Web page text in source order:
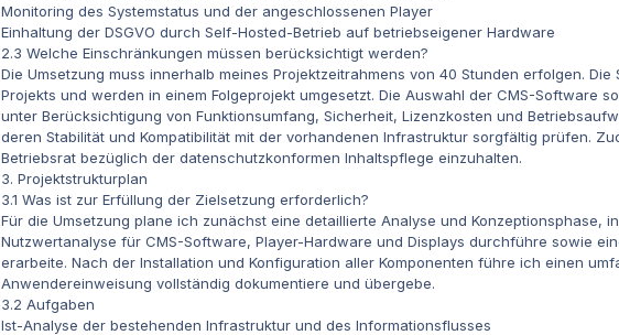
Monitoring des Systemstatus und der angeschlossenen Player
Einhaltung der DSGVO durch Self-Hosted-Betrieb auf betriebseigener Hardware
2.3 Welche Einschränkungen müssen berücksichtigt werden?
Die Umsetzung muss innerhalb meines Projektzeitrahmens von 40 Stunden erfolgen.
Projekts und werden in einem Folgeprojekt umgesetzt. Die Auswahl der CMS-Software
unter Berücksichtigung von Funktionsumfang, Sicherheit, Lizenzkosten und
deren Stabilität und Kompatibilität mit der vorhandenen Infrastruktur sorgfältig prüfen.
Betriebsrat bezüglich der datenschutzkonformen Inhaltspflege einzuhalten.
3. Projektstrukturplan
3.1 Was ist zur Erfüllung der Zielsetzung erforderlich?
Für die Umsetzung plane ich zunächst eine detaillierte Analyse und Konzeptionsphase,
Nutzwertanalyse für CMS-Software, Player-Hardware und Displays durchführe sowie
erarbeite. Nach der Installation und Konfiguration aller Komponenten führe ich einen
Anwendereinweisung vollständig dokumentiere und übergebe.
3.2 Aufgaben
Ist-Analyse der bestehenden Infrastruktur und des Informationsflusses